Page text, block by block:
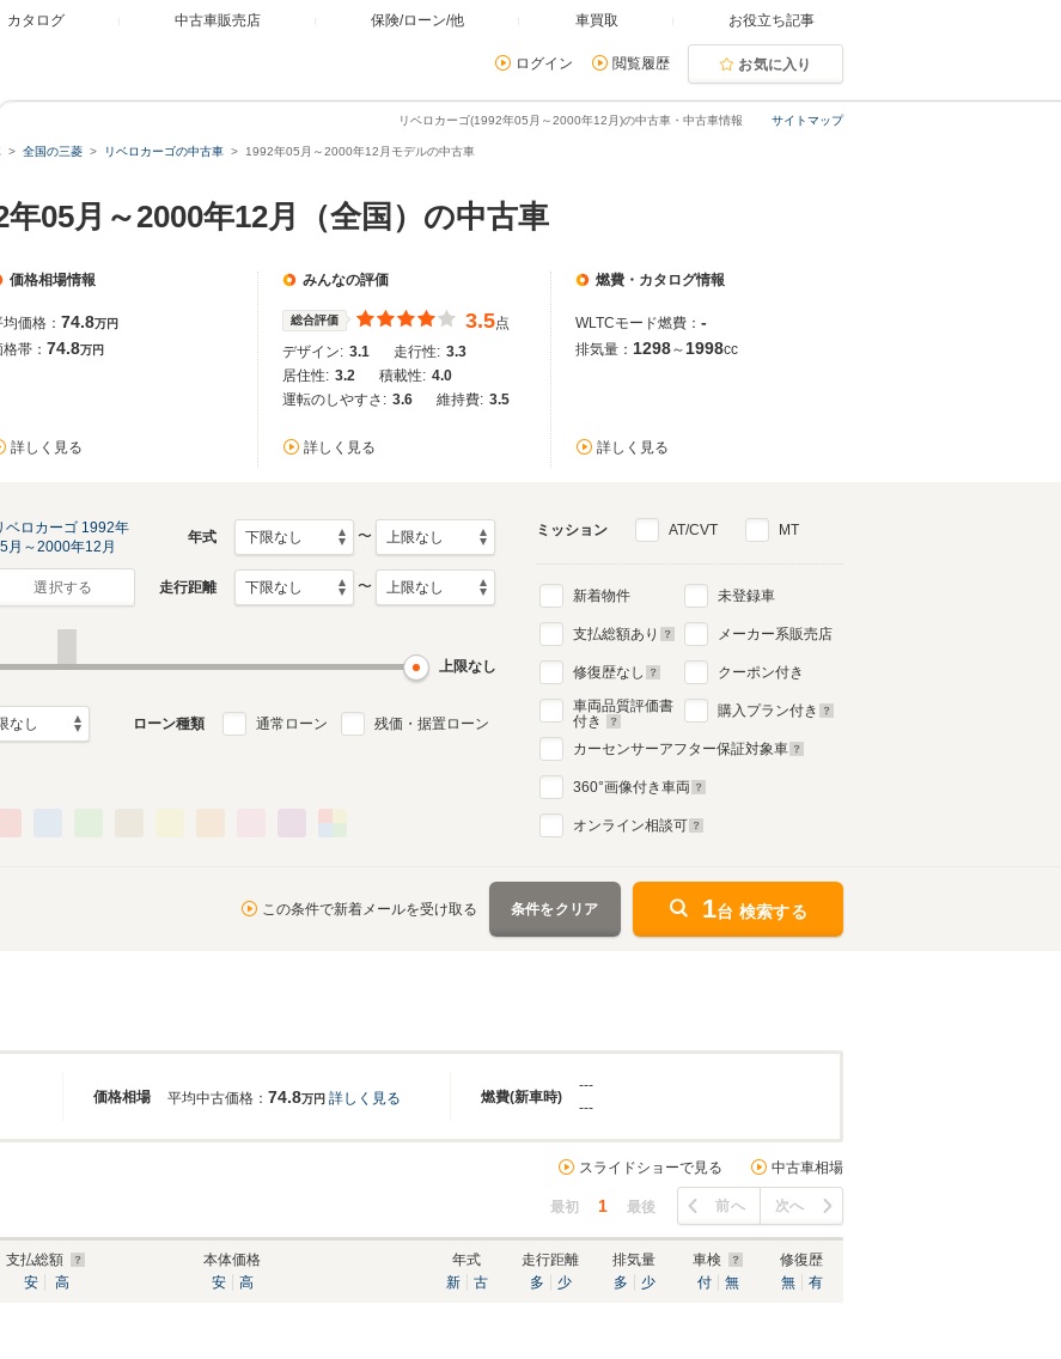
カタログ 中古車販売店 保険/ローン/他 車買取 お役立ち記事
ログイン 閲覧履歴 お気に入り
サイトマップ
リベロカーゴ(1992年05月～2000年12月)の中古車・中古車情報
全国の三菱 リベロカーゴの中古車 1992年05月～2000年12月モデルの中古車
05月～2000年12月（全国）の中古車
価格相場情報
価格： 74.8万円
帯： 74.8万円
詳しく見る
みんなの評価
総合評価 3.5点
デザイン: 3.1 走行性: 3.3
居住性: 3.2 積載性: 4.0
運転のしやすさ: 3.6 維持費: 3.5
詳しく見る
燃費・カタログ情報
WLTCモード燃費： -
排気量： 1298～ 1998cc
詳しく見る
ベロカーゴ 1992年
月～2000年12月
年式 〜
選択する 走行距離 〜
上限なし
ローン種類 通常ローン 残価・据置ローン
ミッション AT/CVT MT
新着物件
支払総額あり
修復歴なし
車両品質評価書
付き
未登録車
メーカー系販売店
クーポン付き
購入プラン付き
カーセンサーアフター保証対象車
360°画像付き車両
オンライン相談可
この条件で新着メールを受け取る 条件をクリア 1台 検索する
価格相場 燃費(新車時)
平均中古価格： 74.8万円 詳しく見る
---
---
スライドショーで見る 中古車相場
最初 1 最後 前へ 次へ
支払総額
安
高
本体価格
安
高
年式
新
古
走行距離
多
少
排気量
多
少
車検
付
無
修復歴
無
有